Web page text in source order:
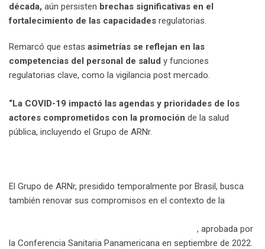
década, aún persisten brechas significativas en el
fortalecimiento de las capacidades regulatorias.
Remarcó que estas asimetrías se reflejan en las
competencias del personal de salud y funciones
regulatorias clave, como la vigilancia post mercado.
“La COVID-19 impactó las agendas y prioridades de los
actores comprometidos con la promoción de la salud
pública, incluyendo el Grupo de ARNr.
El Grupo de ARNr, presidido temporalmente por Brasil, busca
también renovar sus compromisos en el contexto de la
, aprobada por
la Conferencia Sanitaria Panamericana en septiembre de 2022.